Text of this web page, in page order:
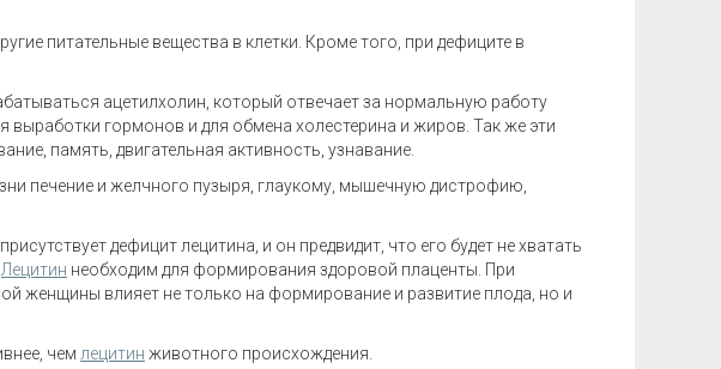
питательные вещества в клетки. Кроме того, при дефиците в
ацетилхолин, который отвечает за нормальную работу
гормонов и для обмена холестерина и жиров. Так же эти
память, двигательная активность, узнавание.
печение и желчного пузыря, глаукому, мышечную дистрофию,
дефицит лецитина, и он предвидит, что его будет не хватать
Лецитин необходим для формирования здоровой плаценты. При
женщины влияет не только на формирование и развитие плода, но и
чем лецитин животного происхождения.